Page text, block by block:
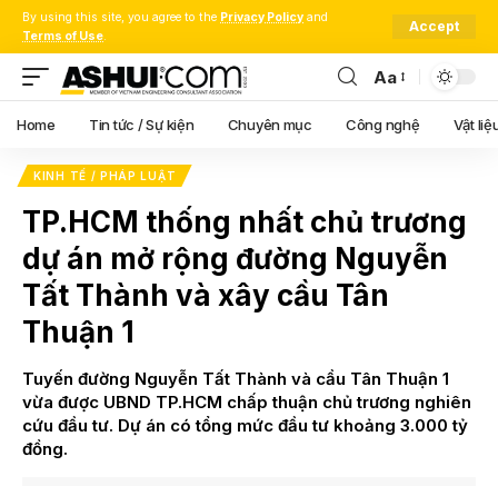
By using this site, you agree to the Privacy Policy and
Terms of Use.
Accept
Font
Resizer
Aa
Home Tin tức / Sự kiện Chuyên mục Công nghệ Vật
KINH TẾ / PHÁP LUẬT
TP.HCM thống nhất chủ trương
dự án mở rộng đường Nguyễn
Tất Thành và xây cầu Tân
Thuận 1
Tuyến đường Nguyễn Tất Thành và cầu Tân Thuận 1
vừa được UBND TP.HCM chấp thuận chủ trương nghiên
cứu đầu tư. Dự án có tổng mức đầu tư khoảng 3.000 tỷ
đồng.